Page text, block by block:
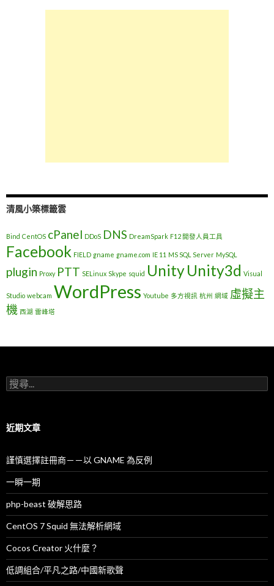
清風小築標籤雲
Bind CentOS cPanel DDoS DNS DreamSpark F12 開發人員工具
Facebook FIELD gname gname.com IE 11 MS SQL Server MySQL
plugin Proxy PTT SELinux Skype squid UnityUnity3d Visual
Studio webcam WordPress Youtube 多方視訊 杭州 網域 虛擬主
機 西湖 雷峰塔
搜
尋
字
近期文章
謹慎選擇註冊商－－以 GNAME 為反例
一瞬一期
php-beast 破解思路
CentOS 7 Squid 無法解析網域
Cocos Creator 火什麼？
低調組合/平凡之路/中國新歌聲